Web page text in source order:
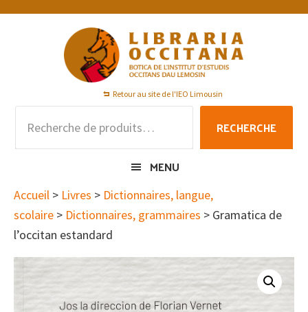
Passer
Passer
Passer
Retour au site de l'IEO Limousin
pour :
RECHERCHE
MENU
Accueil > Livres > Dictionnaires, langue,
scolaire > Dictionnaires, grammaires > Gramatica de
l’occitan estandard